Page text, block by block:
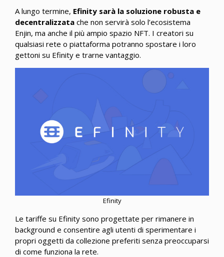
A lungo termine, Efinity sarà la soluzione robusta e
decentralizzata che non servirà solo l’ecosistema
Enjin, ma anche il più ampio spazio NFT. I creatori su
qualsiasi rete o piattaforma potranno spostare i loro
gettoni su Efinity e trarne vantaggio.
Efinity
Le tariffe su Efinity sono progettate per rimanere in
background e consentire agli utenti di sperimentare i
propri oggetti da collezione preferiti senza preoccuparsi
di come funziona la rete.